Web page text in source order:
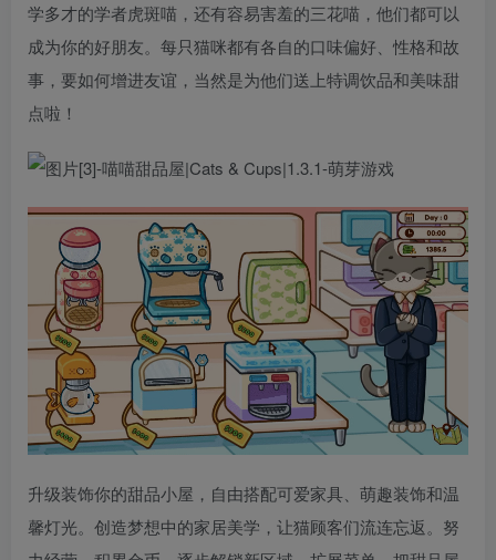
学多才的学者虎斑喵，还有容易害羞的三花喵，他们都可以
成为你的好朋友。每只猫咪都有各自的口味偏好、性格和故
事，要如何增进友谊，当然是为他们送上特调饮品和美味甜
点啦！
升级装饰你的甜品小屋，自由搭配可爱家具、萌趣装饰和温
馨灯光。创造梦想中的家居美学，让猫顾客们流连忘返。努